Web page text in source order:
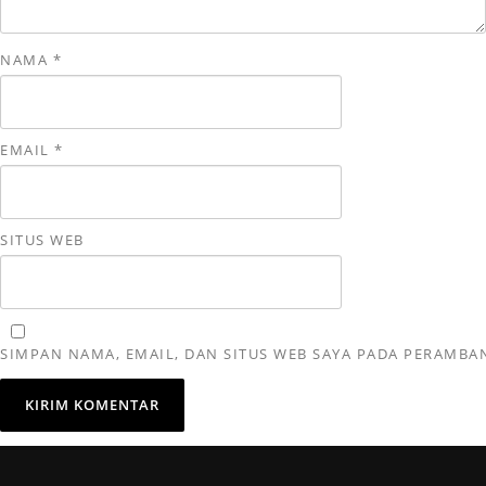
NAMA *
EMAIL *
SITUS WEB
SIMPAN NAMA, EMAIL, DAN SITUS WEB SAYA PADA